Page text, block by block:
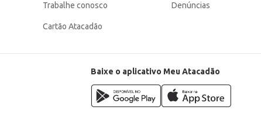
Trabalhe conosco
Cartão Atacadão
Denúncias
Baixe o aplicativo Meu Atacadão